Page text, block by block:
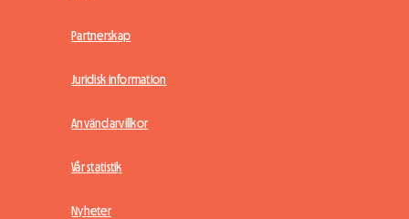
Partnerskap
Juridisk information
Användarvillkor
Vår statistik
Nyheter